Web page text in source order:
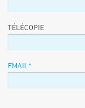
TÉLÉCOPIE
EMAIL *